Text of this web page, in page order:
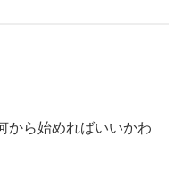
から始めればいいかわ